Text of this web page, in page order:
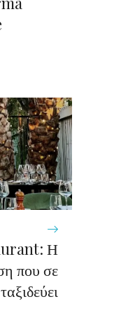
Η
που σε
ταξιδεύει